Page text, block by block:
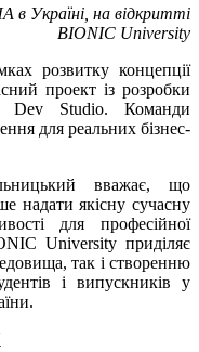
Україні, на відкритті
BIONIC University
розвитку концепції
проект із розробки
Dev Studio. Команди
для реальних бізнес-
вважає, що
надати якісну сучасну
для професійної
University приділяє
так і створенню
і випускників у